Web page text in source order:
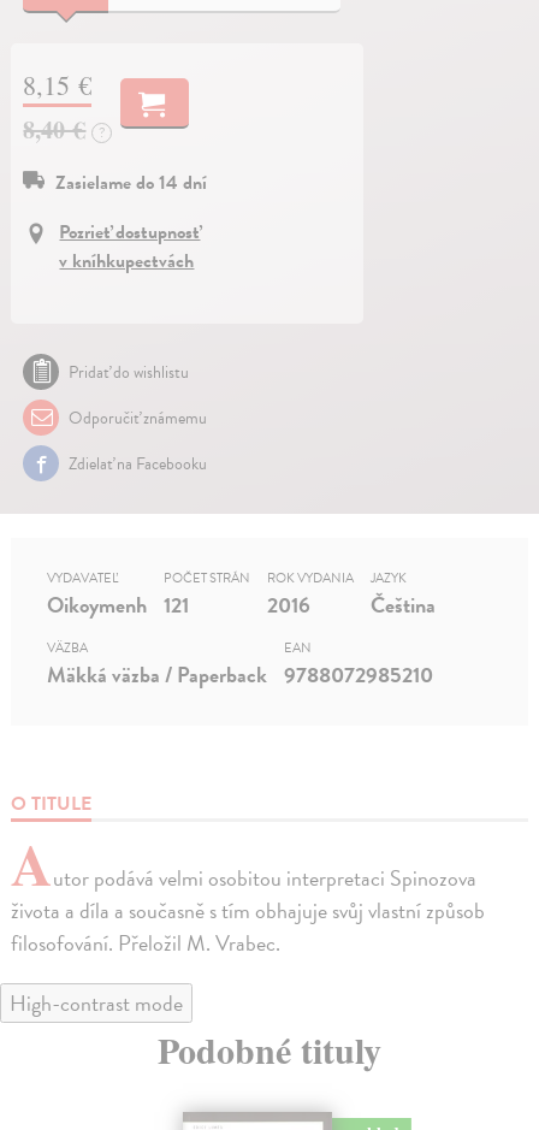
8,15 €
8,40 €
?
Zasielame do 14 dní
Pozrieť dostupnosť
v kníhkupectvách
Pridať do wishlistu
Odporučiť známemu
Zdielať na Facebooku
O TITULE
Autor podává velmi osobitou interpretaci Spinozova
života a díla a současně s tím obhajuje svůj vlastní způsob
filosofování. Přeložil M. Vrabec.
VYDAVATEĽ
Oikoymenh
POČET STRÁN
121
ROK VYDANIA
2016
JAZYK
Čeština
VÄZBA
Mäkká väzba / Paperback
EAN
9788072985210
High-contrast mode
Podobné tituly